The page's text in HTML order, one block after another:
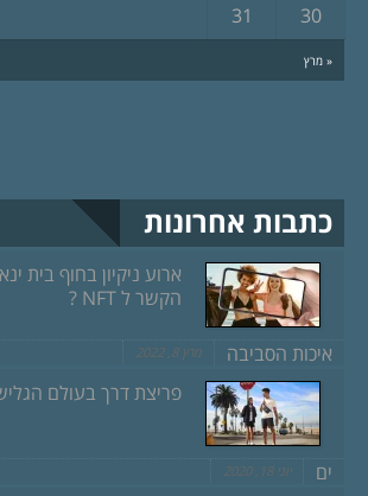
« מרץ
30
31
כתבות אחרונות
הקשר ל NFT ?
איכות הסביבה מרץ 8, 2022
פריצת דרך בעולם
ים יוני 18, 2020